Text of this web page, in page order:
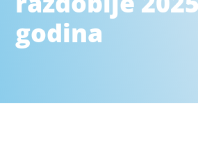
godina